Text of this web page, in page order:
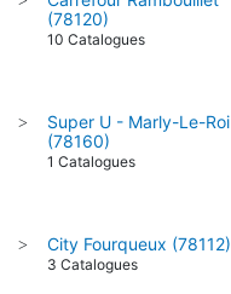
(78120)
10 Catalogues
>
Super U - Marly-Le-Roi
(78160)
1 Catalogues
> City Fourqueux (78112)
3 Catalogues